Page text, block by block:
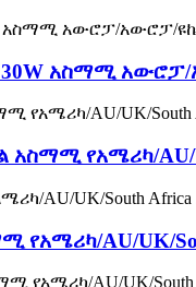
30W አስማሚ
አስማሚ የአሜሪካ/
የአሜሪካ/AU/UK/